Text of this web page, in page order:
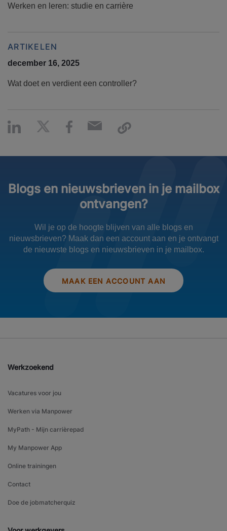
Werken en leren: studie en carrière
ARTIKELEN
december 16, 2025
Wat doet en verdient een controller?
Blogs en nieuwsbrieven in je mailbox
ontvangen?
Wil je op de hoogte blijven van alle blogs en
nieuwsbrieven? Maak dan een account aan en je ontvangt
de nieuwste blogs en nieuwsbrieven in je mailbox.
MAAK EEN ACCOUNT AAN
Werkzoekend
Vacatures voor jou
Werken via Manpower
MyPath - Mijn carrièrepad
My Manpower App
Online trainingen
Contact
Doe de jobmatcherquiz